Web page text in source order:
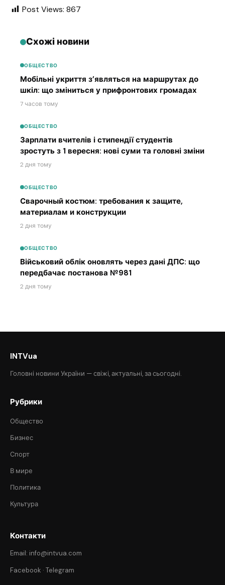
Post Views: 867
Схожі новини
ОБЩЕСТВО
Мобільні укриття з’являться на маршрутах до
шкіл: що зміниться у прифронтових громадах
7 часов тому
ОБЩЕСТВО
Зарплати вчителів і стипендії студентів
зростуть з 1 вересня: нові суми та головні зміни
2 дня тому
ОБЩЕСТВО
Сварочный костюм: требования к защите,
материалам и конструкции
2 дня тому
ОБЩЕСТВО
Військовий облік оновлять через дані ДПС: що
передбачає постанова №981
2 дня тому
INTVua
Головні новини України — свіжі, актуальні, за сьогодні.
Рубрики
Общество
Бизнес
Спорт
В мире
Политика
Культура
Контакти
Email: info@intvua.com
Facebook · Telegram